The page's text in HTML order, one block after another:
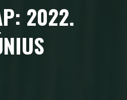
2022.